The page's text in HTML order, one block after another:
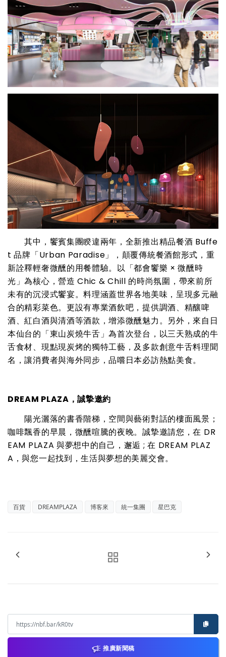
其中，饗賓集團睽違兩年，全新推出精品餐酒 Buffe
t 品牌「Urban Paradise」，顛覆傳統餐酒館形式，重
新詮釋輕奢微醺的用餐體驗。以「都會饗樂 × 微醺時
光」為核心，營造 Chic & Chill 的時尚氛圍，帶來前所
未有的沉浸式饗宴。料理涵蓋世界各地美味，呈現多元融
合的精彩菜色。更設有專業酒飲吧，提供調酒、精釀啤
酒、紅白酒與清酒等酒款，增添微醺魅力。另外，來自日
本仙台的「東山炭燒牛舌」為首次登台，以三天熟成的牛
舌食材、現點現炭烤的獨特工藝，及多款創意牛舌料理聞
名，讓消費者與海外同步，品嚐日本必訪熱點美食。
DREAM PLAZA，誠摯邀約
陽光灑落的書香階梯，空間與藝術對話的樓面風景；
咖啡飄香的早晨，微醺喧騰的夜晚。誠摯邀請您，在 DR
EAM PLAZA 與夢想中的自己，邂逅 ; 在 DREAM PLAZ
A，與您一起找到，生活與夢想的美麗交會。
百貨 DREAMPLAZA 博客來 統一集團 星巴克
推廣新聞稿